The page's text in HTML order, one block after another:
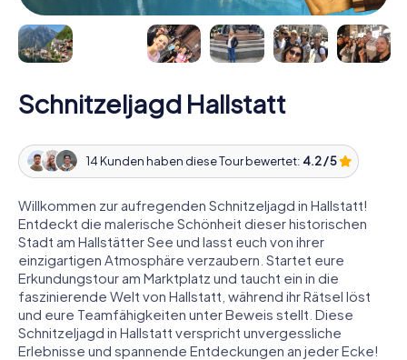
Schnitzeljagd Hallstatt
14 Kunden haben diese Tour bewertet: 4.2 / 5
Willkommen zur aufregenden Schnitzeljagd in Hallstatt!
Entdeckt die malerische Schönheit dieser historischen
Stadt am Hallstätter See und lasst euch von ihrer
einzigartigen Atmosphäre verzaubern. Startet eure
Erkundungstour am Marktplatz und taucht ein in die
faszinierende Welt von Hallstatt, während ihr Rätsel löst
und eure Teamfähigkeiten unter Beweis stellt. Diese
Schnitzeljagd in Hallstatt verspricht unvergessliche
Erlebnisse und spannende Entdeckungen an jeder Ecke!